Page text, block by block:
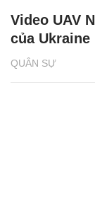
QUÂN SỰ
Video UAV
của Ukraine